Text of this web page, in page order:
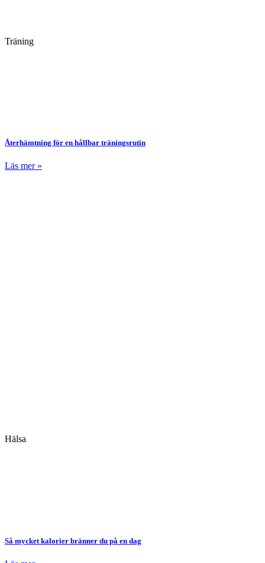
Träning
Återhämtning för en hållbar träningsrutin
Läs mer »
Hälsa
Så mycket kalorier bränner du på en dag